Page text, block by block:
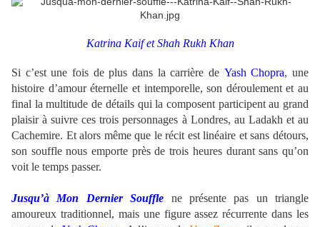
Katrina Kaif et Shah Rukh Khan
Si c’est une fois de plus dans la carrière de Yash Chopra, une
histoire d’amour éternelle et intemporelle, son déroulement et au
final la multitude de détails qui la composent participent au grand
plaisir à suivre ces trois personnages à Londres, au Ladakh et au
Cachemire. Et alors même que le récit est linéaire et sans détours,
son souffle nous emporte près de trois heures durant sans qu’on
voit le temps passer.
Jusqu’à Mon Dernier Souffle ne présente pas un triangle
amoureux traditionnel, mais une figure assez récurrente dans les